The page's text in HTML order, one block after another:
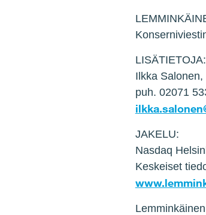
LISÄTIETOJA:
Ilkka
puh. 02071
JAKELU:
Nasdaq
Keskeiset